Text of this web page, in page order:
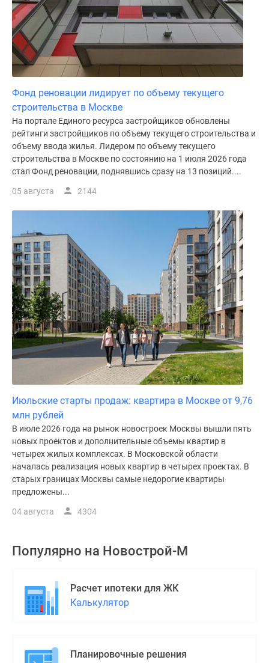
Фонд реновации лидирует по объему текущего
строительства в Москве
На портале Единого ресурса застройщиков обновлены
рейтинги застройщиков по объему текущего строительства и
объему ввода жилья. Лидером по объему текущего
строительства в Москве по состоянию на 1 июля 2026 года
стал Фонд реновации, поднявшись сразу на 13 позиций....
05 августа 2144
Июльские старты продаж: квартира в Москве от 9,76
млн рублей
В июле 2026 года на рынок новостроек Москвы вышли пять
новых проектов и дополнительные объемы квартир в
четырех жилых комплексах. В Московской области
началась реализация новых квартир в четырех проектах. В
старых границах Москвы самые недорогие квартиры
предложены...
04 августа 4304
Популярно на Новострой-М
Расчет ипотеки для ЖК
Калькулятор
Планировочные решения